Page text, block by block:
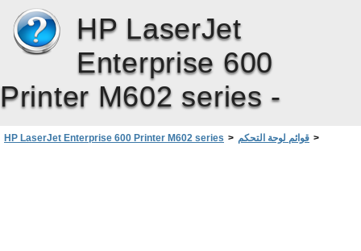
HP LaserJet
Enterprise 600
Printer M602 series -
HP LaserJet Enterprise 600 Printer M602 series > قوائم لوحة التحكم >